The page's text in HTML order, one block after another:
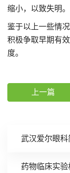
武汉爱尔眼科
药物临床实验
缩小，以致失明。
鉴于以上一些情
积极争取早期有
度。
上一篇